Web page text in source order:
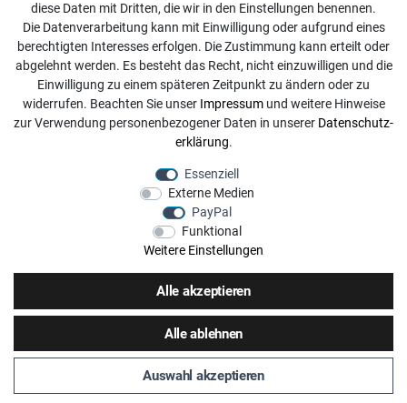
info@dachdecker-shop.de
+49 3501 507295
Montag - Freitag, 08:00 - 16:00
Anrufe aus dem dt. Festnetz zum Ortstarif, Preise aus dem
Mobilfunknetz ggf. abweichend (abhängig vom Provider).
diese Daten mit Dritten, die wir in den Einstellungen benennen.
Die Datenverarbeitung kann mit Einwilligung oder aufgrund eines
berechtigten Interesses erfolgen. Die Zustimmung kann erteilt oder
abgelehnt werden. Es besteht das Recht, nicht einzuwilligen und die
Einwilligung zu einem späteren Zeitpunkt zu ändern oder zu
widerrufen. Beachten Sie unser Impressumund weitere Hinweise
zur Verwendung personenbezogener Daten in unserer Daten­schutz­
erklärung.
Essenziell
Externe Medien
PayPal
Funktional
Weitere Einstellungen
Alle akzeptieren
Alle ablehnen
Auswahl akzeptieren